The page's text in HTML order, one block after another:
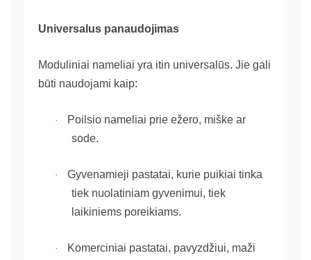
Universalus panaudojimas
Moduliniai nameliai yra itin universalūs. Jie gali
būti naudojami kaip:
·
Poilsio nameliai prie ežero, miške ar
sode.
·
Gyvenamieji pastatai, kurie puikiai tinka
tiek nuolatiniam gyvenimui, tiek
laikiniems poreikiams.
·
Komerciniai pastatai, pavyzdžiui, maži